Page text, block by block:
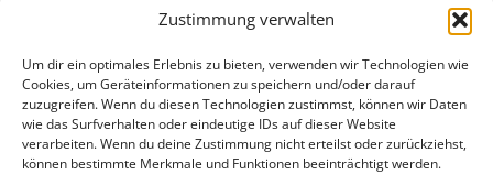
Zustimmung verwalten
Um dir ein optimales Erlebnis zu bieten, verwenden wir Technologien wie
Cookies, um Geräteinformationen zu speichern und/oder darauf
zuzugreifen. Wenn du diesen Technologien zustimmst, können wir Daten
wie das Surfverhalten oder eindeutige IDs auf dieser Website
verarbeiten. Wenn du deine Zustimmung nicht erteilst oder zurückziehst,
können bestimmte Merkmale und Funktionen beeinträchtigt werden.